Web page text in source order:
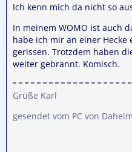
Ich kenn mich da nicht so
In meinem WOMO ist auch
habe ich mir an einer Hecke
gerissen. Trotzdem haben
weiter gebrannt. Komisch.
Grüße Karl
gesendet vom PC von Daheim